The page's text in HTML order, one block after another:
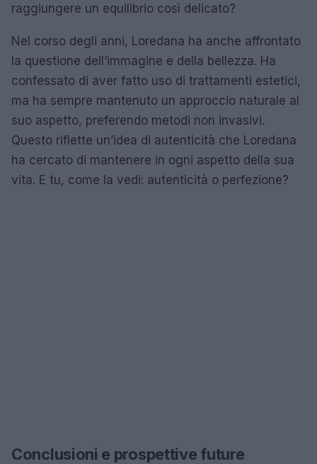
raggiungere un equilibrio così delicato?
Nel corso degli anni, Loredana ha anche affrontato
la questione dell’immagine e della bellezza. Ha
confessato di aver fatto uso di trattamenti estetici,
ma ha sempre mantenuto un approccio naturale al
suo aspetto, preferendo metodi non invasivi.
Questo riflette un’idea di autenticità che Loredana
ha cercato di mantenere in ogni aspetto della sua
vita. E tu, come la vedi: autenticità o perfezione?
Conclusioni e prospettive future